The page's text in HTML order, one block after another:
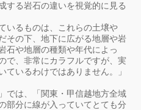
する岩石の違いを視覚的に見る
いるものは、これらの土壌や
その下、地下に広がる地層や岩
石や地層の種類や年代によっ
で、非常にカラフルですが、実
ているわけではありません。」
は、「関東・甲信越地方全域
部分に線が入っていてとても分